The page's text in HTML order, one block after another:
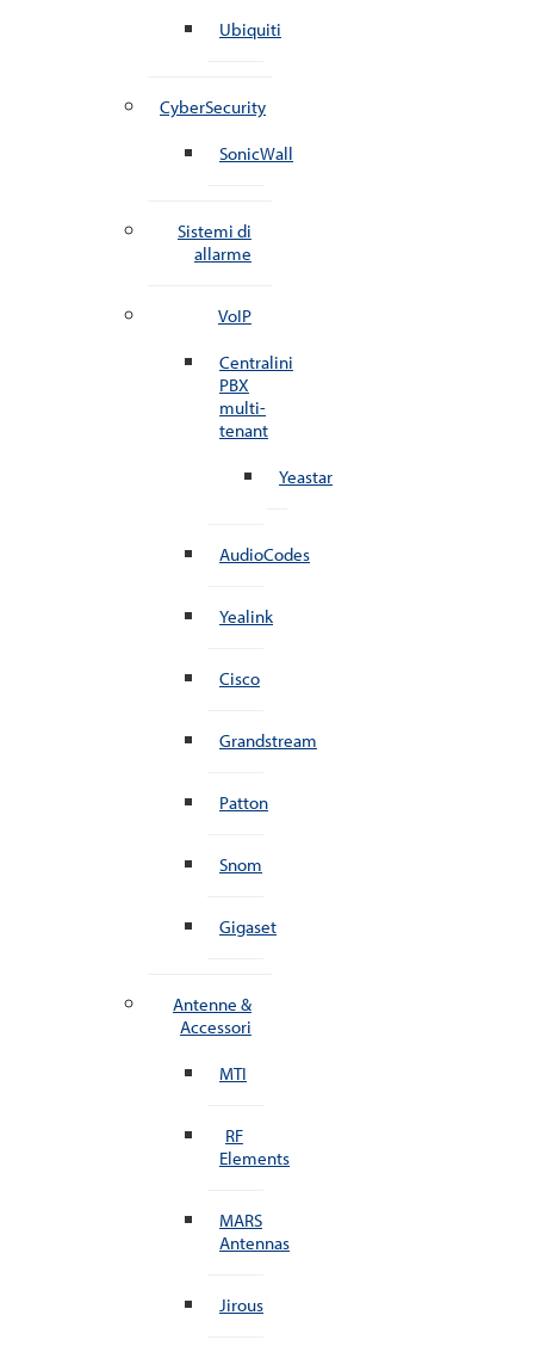
Ubiquiti
CyberSecurity
SonicWall
Sistemi di
allarme
VoIP
Centralini
PBX
multi-
tenant
Yeastar
AudioCodes
Yealink
Cisco
Grandstream
Patton
Snom
Gigaset
Antenne &
Accessori
MTI
RF
Elements
MARS
Antennas
Jirous